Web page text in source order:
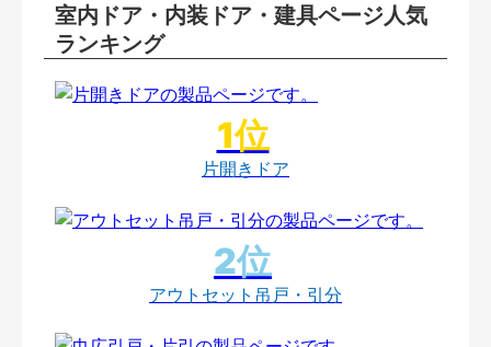
室内ドア・内装ドア・建具ページ人気
ランキング
片開きドア
アウトセット吊戸・引分